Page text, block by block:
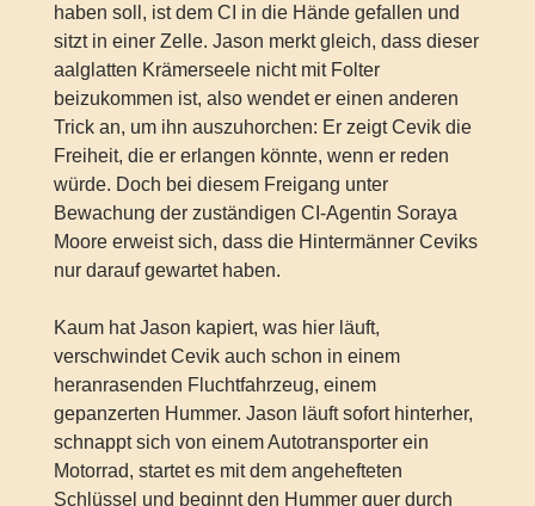
haben soll, ist dem CI in die Hände gefallen und
sitzt in einer Zelle. Jason merkt gleich, dass dieser
aalglatten Krämerseele nicht mit Folter
beizukommen ist, also wendet er einen anderen
Trick an, um ihn auszuhorchen: Er zeigt Cevik die
Freiheit, die er erlangen könnte, wenn er reden
würde. Doch bei diesem Freigang unter
Bewachung der zuständigen CI-Agentin Soraya
Moore erweist sich, dass die Hintermänner Ceviks
nur darauf gewartet haben.
Kaum hat Jason kapiert, was hier läuft,
verschwindet Cevik auch schon in einem
heranrasenden Fluchtfahrzeug, einem
gepanzerten Hummer. Jason läuft sofort hinterher,
schnappt sich von einem Autotransporter ein
Motorrad, startet es mit dem angehefteten
Schlüssel und beginnt den Hummer quer durch